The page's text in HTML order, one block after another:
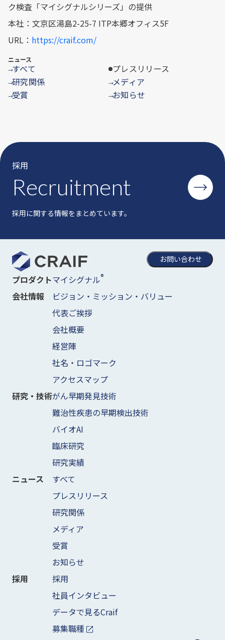
ク検査「マイシグナルシリーズ」の提供
本社：文京区湯島2-25-7 ITP本郷オフィス5F
URL： https://craif.com/
ニュース
→すべて プレスリリース
→研究関係 →メディア
→受賞 →お知らせ
採用
Recruitment
採用に関する情報をまとめています。
お問い合わせ
プロダクトマイシグナル®
会社情報
ビジョン・ミッション・バリュー
代表ご挨拶
会社概要
経営陣
社名・ロゴマーク
アクセスマップ
研究・技術がん早期発見技術
難治性疾患の早期検出技術
バイオAI
臨床研究
研究実績
ニュース
すべて
プレスリリース
研究関係
メディア
受賞
お知らせ
採用
採用
社員インタビュー
データで見るCraif
募集職種